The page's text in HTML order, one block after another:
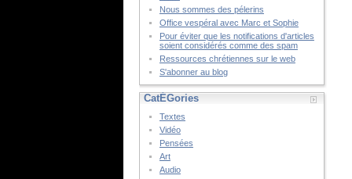
Nous sommes des pélerins
Office vespéral avec Marc et Sophie
Pour éviter que les notifications d'articles
soient considérés comme des spam
Ressources chrétiennes sur le web
S'abonner au blog
CatÉGories
Textes
Vidéo
Pensées
Art
Audio